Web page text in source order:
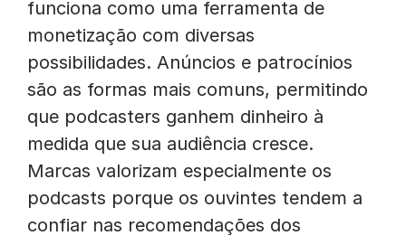
funciona como uma ferramenta de
monetização com diversas
possibilidades. Anúncios e patrocínios
são as formas mais comuns, permitindo
que podcasters ganhem dinheiro à
medida que sua audiência cresce.
Marcas valorizam especialmente os
podcasts porque os ouvintes tendem a
confiar nas recomendações dos